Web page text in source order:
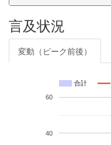
言及状況
変動（ピーク前後）
合計
40
60